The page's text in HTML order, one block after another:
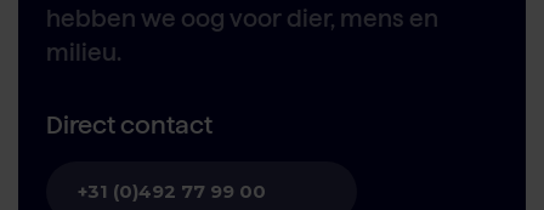
hebben we oog voor dier, mens en
milieu.
Direct contact
+31 (0)492 77 99 00